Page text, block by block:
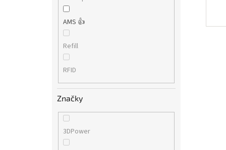
AMS 👍
Refill
RFID
Značky
3DPower